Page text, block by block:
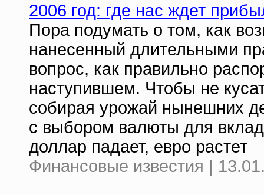
2006 год: где нас ждет
Пора подумать о том, как
нанесенный длительными
вопрос, как правильно
наступившем. Чтобы не
собирая урожай нынешних
с выбором валюты для
доллар падает, евро растет
Финансовые известия |